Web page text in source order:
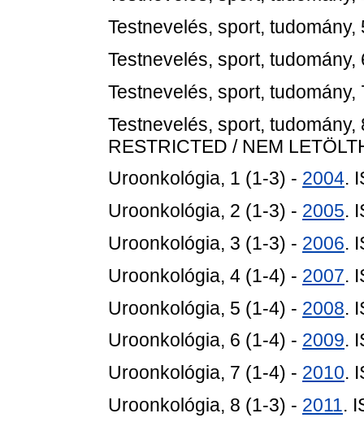
Testnevelés, sport,
Testnevelés, sport,
Testnevelés, sport,
Testnevelés, sport,
RESTRICTED / NEM
Uroonkológia, 1 (1-3) - 2004.
Uroonkológia, 2 (1-3) - 2005.
Uroonkológia, 3 (1-3) - 2006.
Uroonkológia, 4 (1-4) - 2007.
Uroonkológia, 5 (1-4) - 2008.
Uroonkológia, 6 (1-4) - 2009.
Uroonkológia, 7 (1-4) - 2010.
Uroonkológia, 8 (1-3) - 2011.